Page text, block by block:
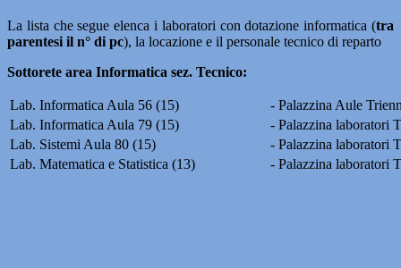
La lista che segue elenca i laboratori con dotazione informatica (tra
parentesi il n° di pc), la locazione e il personale tecnico di reparto
Sottorete area Informatica sez. Tecnico:
Lab. Informatica Aula 56 (15)
- Palazzina Aule
Lab. Informatica Aula 79 (15)
- Palazzina laboratori
Lab. Sistemi Aula 80 (15)
- Palazzina laboratori
Lab. Matematica e Statistica (13)
- Palazzina laboratori